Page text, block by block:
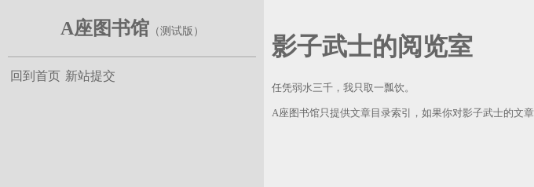
影子武士
任凭弱水三千，我只取一瓢饮。
A座图书馆只提供文章目录索引，如果你对影子武士的文
A座图书馆
回到首页 新站提交